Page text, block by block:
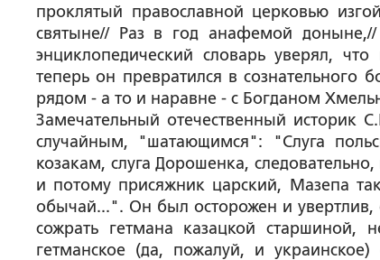
проклятый православной церковью
святыне// Раз в год анафемой
энциклопедический словарь уверял,
теперь он превратился в сознательного
рядом - а то и наравне - с Богданом
Замечательный отечественный историк
случайным, "шатающимся": "Слуга
козакам, слуга Дорошенка,
и потому присяжник царский, Мазепа
обычай...". Он был осторожен и увертлив,
сожрать гетмана казацкой старшиной,
гетманское (да, пожалуй, и